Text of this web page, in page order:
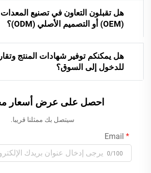
هل تقبلون التعاون في تصنيع المعدات
(OEM) أو التصميم الأصلي (ODM)؟
هل يمكنكم توفير شهادات المنتج
للدخول إلى السوق؟
احصل على عرض أسعار
سيتصل بك ممثلنا قريبا.
0/100